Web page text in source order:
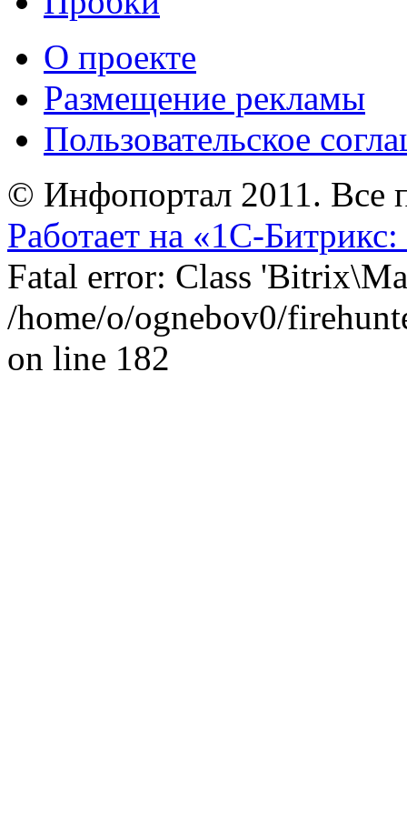
О проекте
Размещение рекламы
Пользовательское
© Инфопортал 2011. Все
Работает на «1С-
Fatal error: Class
/home/o/ognebov0/
on line 182